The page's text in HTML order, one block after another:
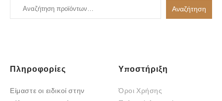
παραλλαγές.
Οι
επιλεγούν
σελίδα
Αναζήτηση
για:
Αναζήτηση
Πληροφορίες
Είμαστε οι ειδικοί στην
Υποστήριξη
Όροι Χρήσης